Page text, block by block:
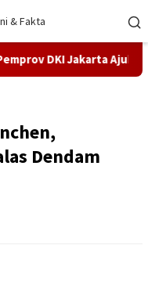
DKI Jakarta Ajukan
Dendam